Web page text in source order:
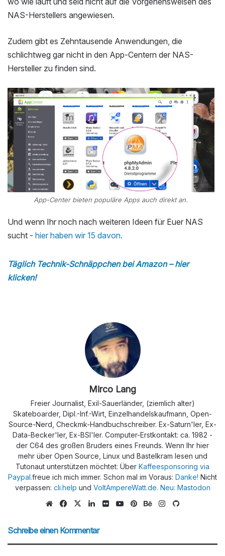
NAS-Herstellers angewiesen.
Zudem gibt es Zehntausende Anwendungen, die
schlichtweg gar nicht in den App-Centern der NAS-
Hersteller zu finden sind.
App-Center bieten populäre Apps auch direkt an.
Und wenn Ihr noch nach weiteren Ideen für Euer NAS
sucht - hier haben wir 15 davon.
Täglich Technik-Schnäppchen bei Amazon – hier
klicken!
Mirco Lang
Freier Journalist, Exil-Sauerländer, (ziemlich alter)
Skateboarder, Dipl.-Inf.-Wirt, Einzelhandelskaufmann, Open-
Source-Nerd, Checkmk-Handbuchschreiber. Ex-Saturn'ler, Ex-
Data-Becker'ler, Ex-BSI'ler. Computer-Erstkontakt: ca. 1982 -
der C64 des großen Bruders eines Freunds. Wenn Ihr hier
mehr über Open Source, Linux und Bastelkram lesen und
Tutonaut unterstützen möchtet: Über Kaffeesponsoring via
Paypal.freue ich mich immer. Schon mal im Voraus: Danke! Nicht
verpassen: cli.help und VoltAmpereWatt.de. Neu: Mastodon
We
eit
Fa
bo
X
Lin
dIn
Flic
Yo
Pin
Be
Ins
Schreibe einen Kommentar